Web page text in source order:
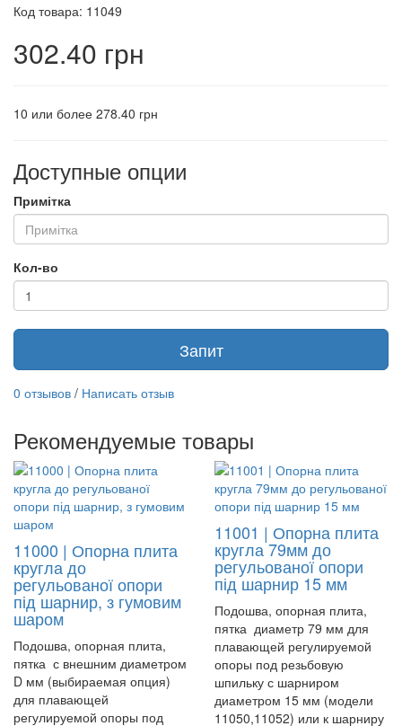
Код товара: 11049
302.40 грн
10 или более 278.40 грн
Доступные опции
Примітка
Кол-во
Запит
0 отзывов / Написать отзыв
Рекомендуемые товары
11000 | Опорна плита
кругла до
регульованої опори
під шарнир, з гумовим
шаром
Подошва, опорная плита,
пятка с внешним диаметром
D мм (выбираемая опция)
для плавающей
регулируемой опоры под
11001 | Опорна плита
кругла 79мм до
регульованої опори
під шарнир 15 мм
Подошва, опорная плита,
пятка диаметр 79 мм для
плавающей регулируемой
опоры под резьбовую
шпильку с шарниром
диаметром 15 мм (модели
11050,11052) или к шарниру